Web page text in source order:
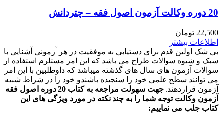
20 دوره وکالت آزمون اصول فقه – چتردانش
22,500 تومان
اطلاعات بیشتر
بی شک اولین قدم برای دستیابی به موفقیت در هر آزمونی آشنایی با
سبک و شیوه سوالات طراح می باشد که این امر مستلزم استفاده از
سوالات آزمون های سال های گذشته میباشد که داوطلبین با این امر
می توانند سطح علمی خود را سنجیده باشندو خود را در شراط شبیه
آزمون قراردهند.
جهت سهولت مراجعه به کتاب 20 دوره اصول فقه
آزمون وکالت توجه شما را به چند نکته در مورد ویژگی های این
کتاب جلب می نماییم: